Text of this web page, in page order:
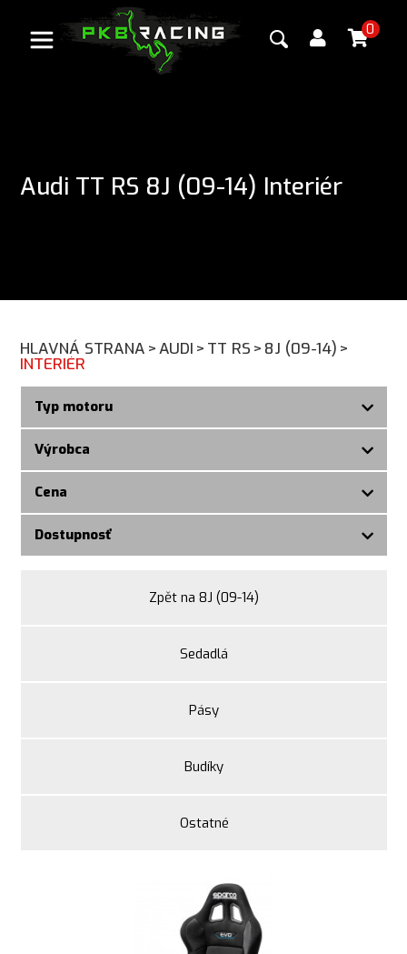
0
Audi TT RS 8J (09-14) Interiér
HLAVNÁ STRANA >AUDI > TT RS > 8J (09-14) >
INTERIÉR
Typ motoru
Výrobca
Cena
Dostupnosť
Zpět na 8J (09-14)
Sedadlá
Pásy
Budíky
Ostatné